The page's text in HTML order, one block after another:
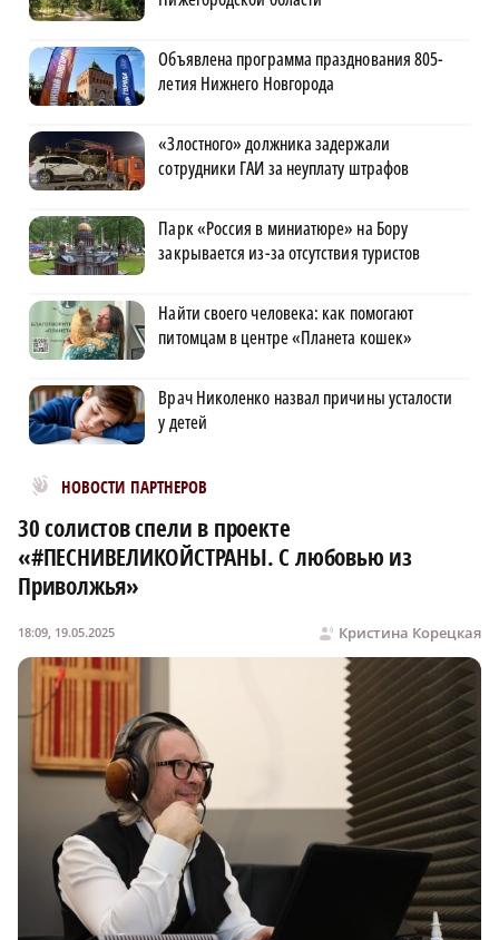
Объявлена программа празднования 805-
летия Нижнего Новгорода
«Злостного» должника задержали
сотрудники ГАИ за неуплату штрафов
Парк «Россия в миниатюре» на Бору
закрывается из-за отсутствия туристов
Найти своего человека: как помогают
питомцам в центре «Планета кошек»
Врач Николенко назвал причины усталости
у детей
НОВОСТИ ПАРТНЕРОВ
Новости МирТесен
30 солистов спели в проекте
«#ПЕСНИВЕЛИКОЙСТРАНЫ. С любовью из
Приволжья»
Кристина Корецкая
18:09, 19.05.2025